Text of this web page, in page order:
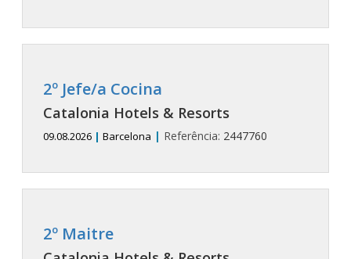
2º Jefe/a Cocina
Catalonia Hotels & Resorts
09.08.2026 | Barcelona | Referência: 2447760
2º Maitre